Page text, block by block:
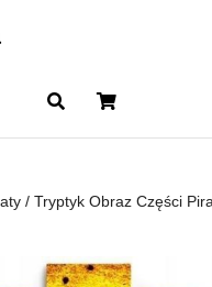
Cart
/ Tryptyk Obraz Części